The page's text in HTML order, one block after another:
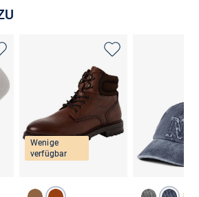
Wenige
verfügbar